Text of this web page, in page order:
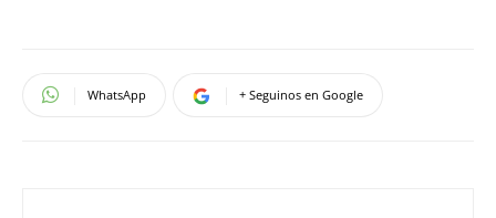
WhatsApp + Seguinos en Google